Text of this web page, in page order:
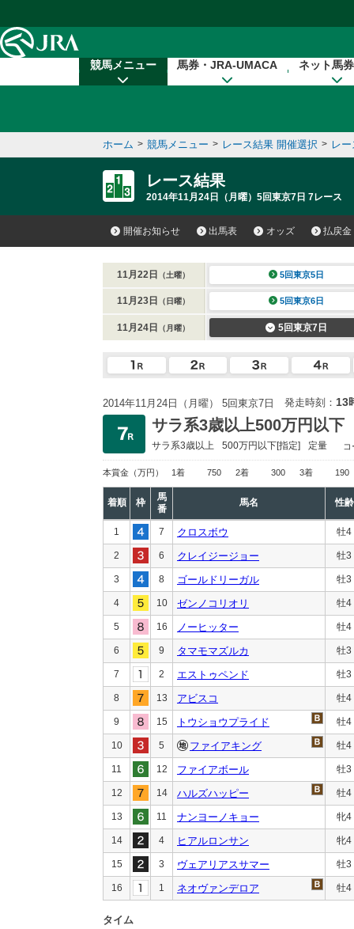
競馬メニュー 馬券・JRA-UMACA ネット馬
ホーム > 競馬メニュー > レース結果 開催選択 > レ
レース結果
2014年11月24日（月曜）5回東京7日 7レース
開催お知らせ 出馬表 オッズ 払戻金
11月22日 （土曜） 5回東京5日
11月23日 （日曜） 5回東京6日
11月24日 （月曜） 5回東京7日
2014年11月24日（月曜） 5回東京7日 発走時刻： 13
サラ系3歳以上500万円以下
サラ系3歳以上 500万円以下[指定] 定量
本賞金 （万円） 1着 750 2着 300 3着 190
着順 枠
馬
番
馬名 性齢
1 7 クロスボウ 牡4
2 6 クレイジージョー 牡3
3 8 ゴールドリーガル 牡3
4 10 ゼンノコリオリ 牡4
5 16 ノーヒッター 牡4
6 9 タマモマズルカ 牡3
7 2 エストゥペンド 牡3
8 13 アビスコ 牡4
9 15 トウショウプライド 牡4
10 5 ファイアキング 牡4
11 12 ファイアボール 牡3
12 14 ハルズハッピー 牡4
13 11 ナンヨーノキョー 牝4
14 4 ヒアルロンサン 牝4
15 3 ヴェアリアスサマー 牡3
16 1 ネオヴァンデロア 牡4
タイム